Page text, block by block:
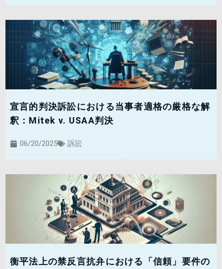
宣言的判決訴訟における当事者適格の厳格な解
釈：Mitek v. USAA判決
06/20/2025 訴訟
衡平法上の禁反言抗弁における「信頼」要件の